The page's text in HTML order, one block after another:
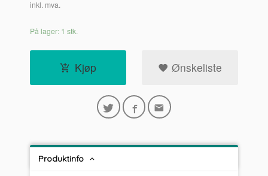
inkl. mva.
På lager: 1 stk.
Kjøp Ønskeliste
Produktinfo